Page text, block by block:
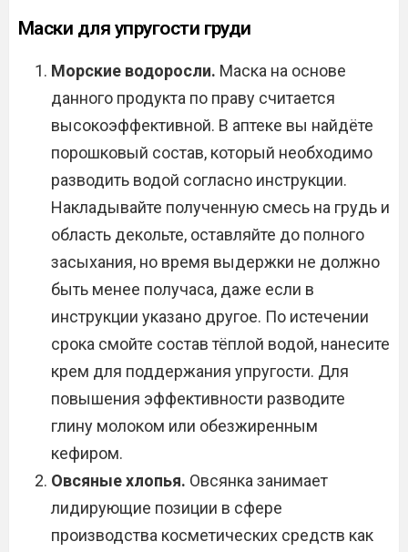
Маски для упругости груди
Морские водоросли. Маска на основе
данного продукта по праву считается
высокоэффективной. В аптеке вы найдёте
порошковый состав, который необходимо
разводить водой согласно инструкции.
Накладывайте полученную смесь на грудь и
область декольте, оставляйте до полного
засыхания, но время выдержки не должно
быть менее получаса, даже если в
инструкции указано другое. По истечении
срока смойте состав тёплой водой, нанесите
крем для поддержания упругости. Для
повышения эффективности разводите
глину молоком или обезжиренным
кефиром.
Овсяные хлопья. Овсянка занимает
лидирующие позиции в сфере
производства косметических средств как